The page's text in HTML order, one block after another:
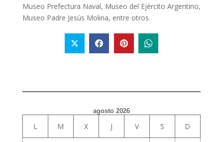
Museo Prefectura Naval, Museo del Ejército Argentino,
Museo Padre Jesús Molina, entre otros.
agosto 2026
L M X J V S D